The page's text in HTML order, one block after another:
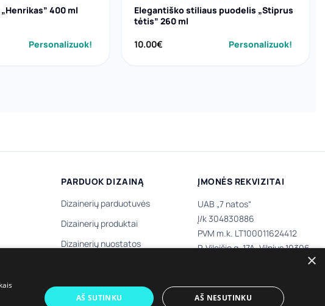
400 ml
Personalizuok!
Elegantiško stiliaus puodelis „Stiprus
tėtis” 260 ml
10.00€ Personalizuok!
PARDUOK DIZAINĄ
Dizainerių parduotuvės
Dizainerių produktai
Dizainerių nuostatos
ĮMONĖS REKVIZITAI
UAB „7 natos“
Į/k 304830886
PVM m.k. LT100011624412
P. Vileišio g. 17A, Vilnius 10306,
×
AŠ SUTINKU AŠ NESUTINKU